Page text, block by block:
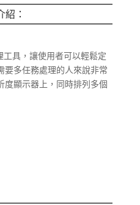
：
具，讓使用者可以輕鬆定
要多任務處理的人來說非常
度顯示器上，同時排列多個